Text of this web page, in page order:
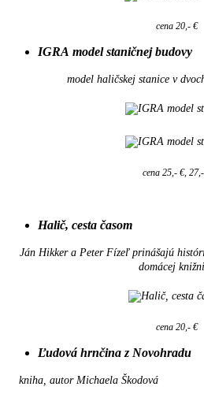
cena 20,- €
IGRA model staničnej budovy
model haličskej stanice v
cena 25,- €,
Halič, cesta časom
Ján Hikker a Peter Fízeľ prinášajú
domácej
cena 20,- €
Ľudová hrnčina z Novohradu
kniha, autor Michaela Škodová